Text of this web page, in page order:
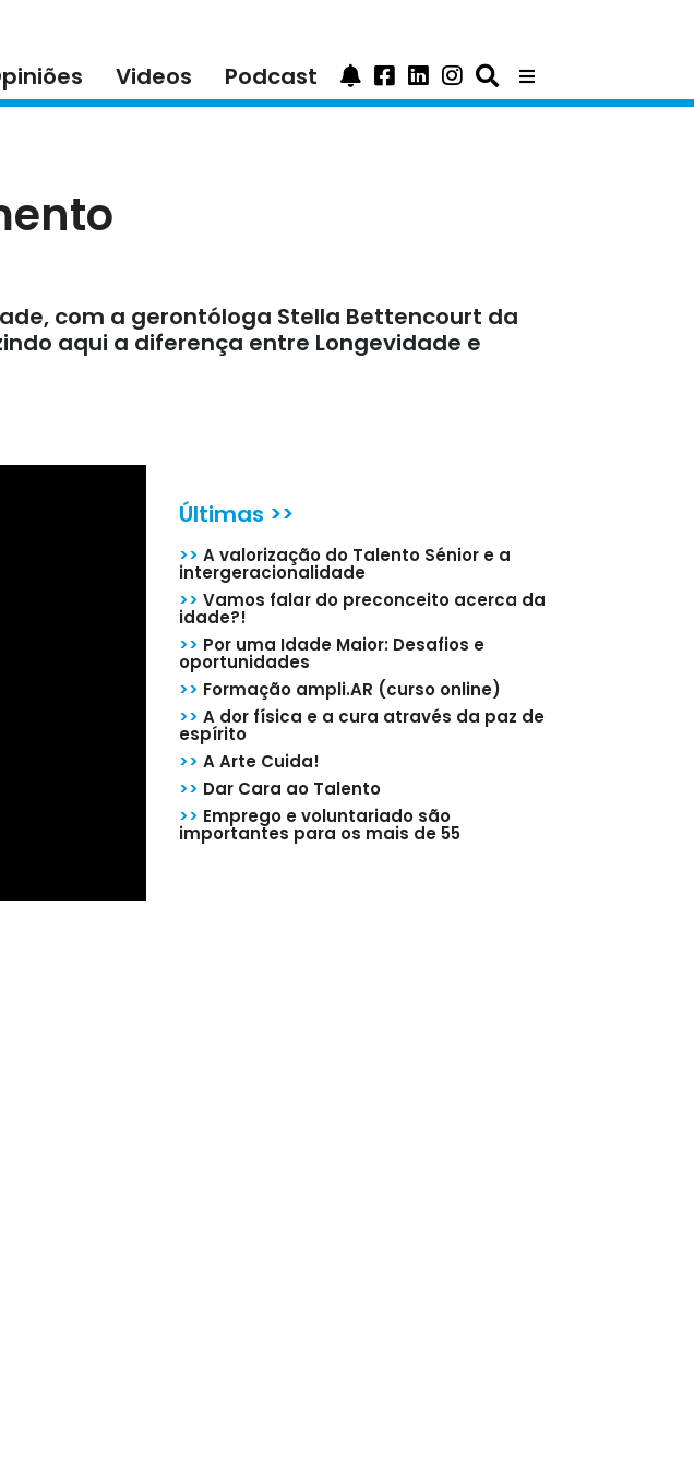
Videos Podcast
com a gerontóloga Stella Bettencourt da
aqui a diferença entre Longevidade e
Últimas >>
>> A valorização do Talento Sénior e a
intergeracionalidade
>> Vamos falar do preconceito acerca da
idade?!
>> Por uma Idade Maior: Desafios e
oportunidades
>> Formação ampli.AR (curso online)
>> A dor física e a cura através da paz de
espírito
>> A Arte Cuida!
>> Dar Cara ao Talento
>> Emprego e voluntariado são
importantes para os mais de 55